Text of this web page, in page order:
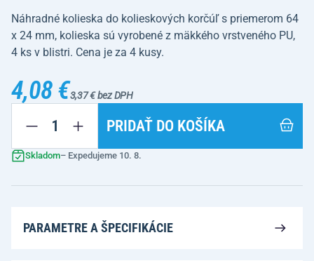
Náhradné kolieska do kolieskových korčúľ s priemerom 64
x 24 mm, kolieska sú vyrobené z mäkkého vrstveného PU,
4 ks v blistri. Cena je za 4 kusy.
4,08 €3,37 € bez DPH
PRIDAŤ DO KOŠÍKA
Skladom– Expedujeme 10. 8.
PARAMETRE A ŠPECIFIKÁCIE